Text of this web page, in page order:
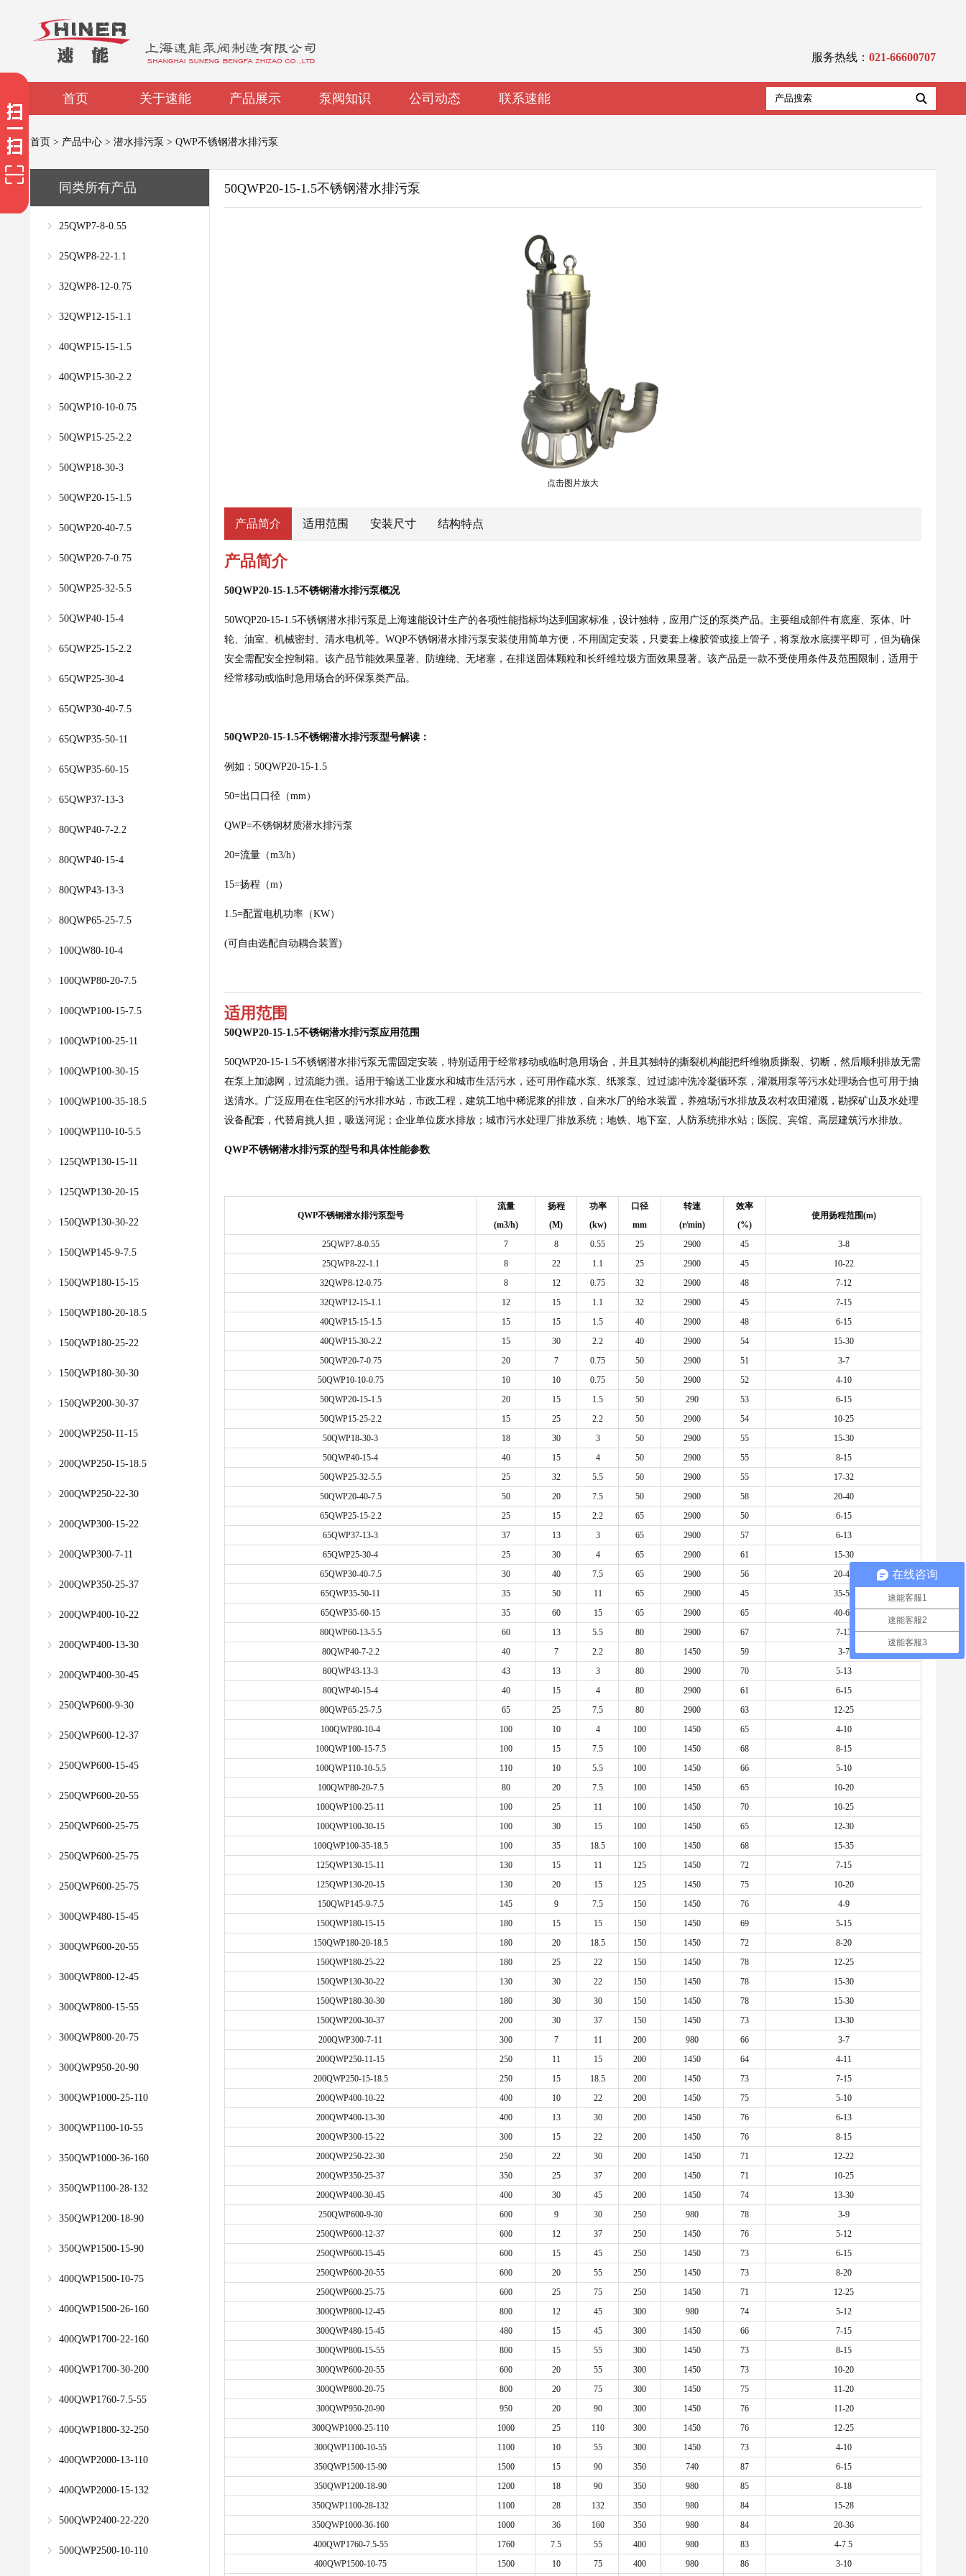
服务热线： 021-66600707
首页 关于速能 产品展示 泵阀知识 公司动态 联系速能
首页 > 产品中心 > 潜水排污泵 > QWP不锈钢潜水排污泵
同类所有产品
25QWP7-8-0.55
25QWP8-22-1.1
32QWP8-12-0.75
32QWP12-15-1.1
40QWP15-15-1.5
40QWP15-30-2.2
50QWP10-10-0.75
50QWP15-25-2.2
50QWP18-30-3
50QWP20-15-1.5
50QWP20-40-7.5
50QWP20-7-0.75
50QWP25-32-5.5
50QWP40-15-4
65QWP25-15-2.2
65QWP25-30-4
65QWP30-40-7.5
65QWP35-50-11
65QWP35-60-15
65QWP37-13-3
80QWP40-7-2.2
80QWP40-15-4
80QWP43-13-3
80QWP65-25-7.5
100QW80-10-4
100QWP80-20-7.5
100QWP100-15-7.5
100QWP100-25-11
100QWP100-30-15
100QWP100-35-18.5
100QWP110-10-5.5
125QWP130-15-11
125QWP130-20-15
150QWP130-30-22
150QWP145-9-7.5
150QWP180-15-15
150QWP180-20-18.5
150QWP180-25-22
150QWP180-30-30
150QWP200-30-37
200QWP250-11-15
200QWP250-15-18.5
200QWP250-22-30
200QWP300-15-22
200QWP300-7-11
200QWP350-25-37
200QWP400-10-22
200QWP400-13-30
200QWP400-30-45
250QWP600-9-30
250QWP600-12-37
250QWP600-15-45
250QWP600-20-55
250QWP600-25-75
250QWP600-25-75
250QWP600-25-75
300QWP480-15-45
300QWP600-20-55
300QWP800-12-45
300QWP800-15-55
300QWP800-20-75
300QWP950-20-90
300QWP1000-25-110
300QWP1100-10-55
350QWP1000-36-160
350QWP1100-28-132
350QWP1200-18-90
350QWP1500-15-90
400QWP1500-10-75
400QWP1500-26-160
400QWP1700-22-160
400QWP1700-30-200
400QWP1760-7.5-55
400QWP1800-32-250
400QWP2000-13-110
400QWP2000-15-132
500QWP2400-22-220
500QWP2500-10-110
50QWP20-15-1.5不锈钢潜水排污泵
点击图片放大
产品简介 适用范围 安装尺寸 结构特点
产品简介
50QWP20-15-1.5不锈钢潜水排污泵概况
50WQP20-15-1.5不锈钢潜水排污泵是上海速能设计生产的各项性能指标均达到国家标准，设计独特，应用广泛的泵类产品。主要组成部件有底座、泵体、叶
轮、油室、机械密封、清水电机等。WQP不锈钢潜水排污泵安装使用简单方便，不用固定安装，只要套上橡胶管或接上管子，将泵放水底摆平即可，但为确保
安全需配安全控制箱。该产品节能效果显著、防缠绕、无堵塞，在排送固体颗粒和长纤维垃圾方面效果显著。该产品是一款不受使用条件及范围限制，适用于
经常移动或临时急用场合的环保泵类产品。
50QWP20-15-1.5不锈钢潜水排污泵型号解读：
例如：50QWP20-15-1.5
50=出口口径（mm）
QWP=不锈钢材质潜水排污泵
20=流量（m3/h）
15=扬程（m）
1.5=配置电机功率（KW）
(可自由选配自动耦合装置)
适用范围
50QWP20-15-1.5不锈钢潜水排污泵应用范围
50QWP20-15-1.5不锈钢潜水排污泵无需固定安装，特别适用于经常移动或临时急用场合，并且其独特的撕裂机构能把纤维物质撕裂、切断，然后顺利排放无需
在泵上加滤网，过流能力强。适用于输送工业废水和城市生活污水，还可用作疏水泵、纸浆泵、过过滤冲洗冷凝循环泵，灌溉用泵等污水处理场合也可用于抽
送清水。广泛应用在住宅区的污水排水站，市政工程，建筑工地中稀泥浆的排放，自来水厂的给水装置，养殖场污水排放及农村农田灌溉，勘探矿山及水处理
设备配套，代替肩挑人担，吸送河泥；企业单位废水排放；城市污水处理厂排放系统；地铁、地下室、人防系统排水站；医院、宾馆、高层建筑污水排放。
QWP不锈钢潜水排污泵的型号和具体性能参数
QWP不锈钢潜水排污泵型号
流量
(m3/h)
扬程
(M)
功率
(kw)
口径
mm
转速
(r/min)
效率
(%)
使用扬程范围(m)
25QWP7-8-0.55 7 8 0.55 25 2900 45
3-8
25QWP8-22-1.1
8 22 1.1 25 2900 45
10-22
32QWP8-12-0.75
8 12 0.75 32 2900 48
7-12
32QWP12-15-1.1
12 15 1.1 32 2900 45
7-15
40QWP15-15-1.5
15 15 1.5 40 2900 48
6-15
40QWP15-30-2.2
15 30 2.2 40 2900 54
15-30
50QWP20-7-0.75
20 7 0.75 50 2900 51
3-7
50QWP10-10-0.75
10 10 0.75 50 2900 52
4-10
50QWP20-15-1.5
20 15 1.5 50 290 53
6-15
50QWP15-25-2.2
15 25 2.2 50 2900 54
10-25
50QWP18-30-3
18 30 3 50 2900 55
15-30
50QWP40-15-4
40 15 4 50 2900 55
8-15
50QWP25-32-5.5
25 32 5.5 50 2900 55
17-32
50QWP20-40-7.5
50 20 7.5 50 2900 58
20-40
65QWP25-15-2.2
25 15 2.2 65 2900 50
6-15
65QWP37-13-3
37 13 3 65 2900 57
6-13
65QWP25-30-4
25 30 4 65 2900 61
15-30
65QWP30-40-7.5
30 40 7.5 65 2900 56
20-40
65QWP35-50-11
35 50 11 65 2900 45
35-50
65QWP35-60-15
35 60 15 65 2900 65
40-60
80QWP60-13-5.5
60 13 5.5 80 2900 67
7-13
80QWP40-7-2.2
40 7 2.2 80 1450 59
3-7
80QWP43-13-3
43 13 3 80 2900 70
5-13
80QWP40-15-4
40 15 4 80 2900 61
6-15
80QWP65-25-7.5
65 25 7.5 80 2900 63
12-25
100QWP80-10-4
100 10 4 100 1450 65
4-10
100QWP100-15-7.5
100 15 7.5 100 1450 68
8-15
100QWP110-10-5.5
110 10 5.5 100 1450 66
5-10
100QWP80-20-7.5
80 20 7.5 100 1450 65
10-20
100QWP100-25-11
100 25 11 100 1450 70
10-25
100QWP100-30-15
100 30 15 100 1450 65
12-30
100QWP100-35-18.5
100 35 18.5 100 1450 68
15-35
125QWP130-15-11
130 15 11 125 1450 72
7-15
125QWP130-20-15
130 20 15 125 1450 75
10-20
150QWP145-9-7.5
145 9 7.5 150 1450 76
4-9
150QWP180-15-15
180 15 15 150 1450 69
5-15
150QWP180-20-18.5
180 20 18.5 150 1450 72
8-20
150QWP180-25-22
180 25 22 150 1450 78
12-25
150QWP130-30-22
130 30 22 150 1450 78
15-30
150QWP180-30-30
180 30 30 150 1450 78
15-30
150QWP200-30-37
200 30 37 150 1450 73
13-30
200QWP300-7-11
300 7 11 200 980 66
3-7
200QWP250-11-15
250 11 15 200 1450 64
4-11
200QWP250-15-18.5
250 15 18.5 200 1450 73
7-15
200QWP400-10-22
400 10 22 200 1450 75
5-10
200QWP400-13-30
400 13 30 200 1450 76
6-13
200QWP300-15-22
300 15 22 200 1450 76
8-15
200QWP250-22-30
250 22 30 200 1450 71
12-22
200QWP350-25-37
350 25 37 200 1450 71
10-25
200QWP400-30-45
400 30 45 200 1450 74
13-30
250QWP600-9-30
600 9 30 250 980 78
3-9
250QWP600-12-37
600 12 37 250 1450 76
5-12
250QWP600-15-45
600 15 45 250 1450 73
6-15
250QWP600-20-55
600 20 55 250 1450 73
8-20
250QWP600-25-75
600 25 75 250 1450 71
12-25
300QWP800-12-45
800 12 45 300 980 74
5-12
300QWP480-15-45
480 15 45 300 1450 66
7-15
300QWP800-15-55
800 15 55 300 1450 73
8-15
300QWP600-20-55
600 20 55 300 1450 73
10-20
300QWP800-20-75
800 20 75 300 1450 75
11-20
300QWP950-20-90
950 20 90 300 1450 76
11-20
300QWP1000-25-110
1000 25 110 300 1450 76
12-25
300QWP1100-10-55
1100 10 55 300 1450 73
4-10
350QWP1500-15-90
1500 15 90 350 740 87
6-15
350QWP1200-18-90
1200 18 90 350 980 85
8-18
350QWP1100-28-132
1100 28 132 350 980 84
15-28
350QWP1000-36-160
1000 36 160 350 980 84
20-36
400QWP1760-7.5-55
1760 7.5 55 400 980 83
4-7.5
400QWP1500-10-75
1500 10 75 400 980 86 3-10
在线咨询
速能客服1
速能客服2
速能客服3